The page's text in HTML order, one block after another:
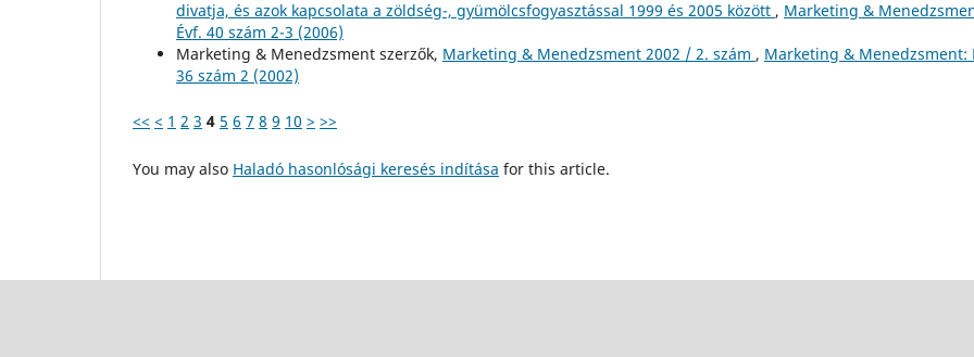
divatja, és azok kapcsolata a zöldség-, gyümölcsfogyasztással 1999 és 2005 között , Marketing &
Évf. 40 szám 2-3 (2006)
Marketing & Menedzsment szerzők, Marketing & Menedzsment 2002 / 2. szám , Marketing & Menedzsment:
36 szám 2 (2002)
<< < 1 2 3 4 5 6 7 8 9 10 > >>
You may also Haladó hasonlósági keresés indítása for this article.